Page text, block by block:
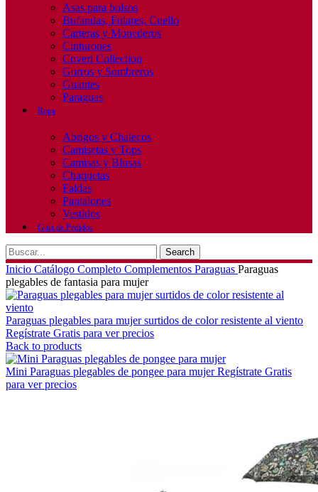
Asas para bolsos
Bufandas, Fulares, Cuello
Carteras y Monederos
Cinturones
Coveri Collection
Gorros y Sombreros
Guantes
Paraguas
Ropa
Abrigos y Chalecos
Camisetas y Tops
Camisas y Blusas
Chaquetas
Faldas
Pantalones
Vestidos
Guía de Pedidos
Search
Inicio Catálogo Completo Complementos Paraguas Paraguas
plegables de fantasia para mujer
Paraguas plegables para mujer surtidos de color resistente al viento
Regístrate Gratis para ver precios
Back to products
Mini Paraguas plegables de pongee para mujerRegístrate Gratis
para ver precios